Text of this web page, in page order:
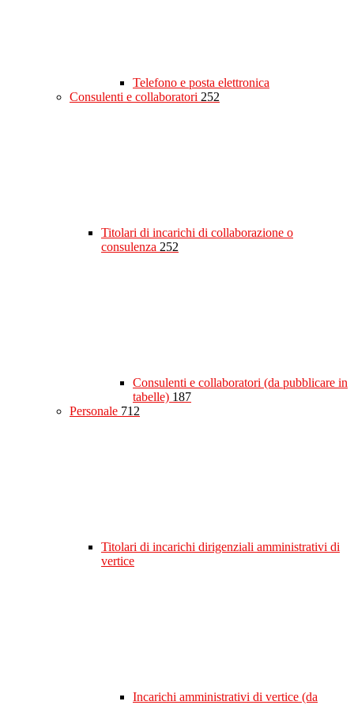
Telefono e posta elettronica
Consulenti e collaboratori 252
Titolari di incarichi di collaborazione o
consulenza 252
Consulenti e collaboratori (da pubblicare in
tabelle) 187
Personale 712
Titolari di incarichi dirigenziali amministrativi di
vertice
Incarichi amministrativi di vertice (da